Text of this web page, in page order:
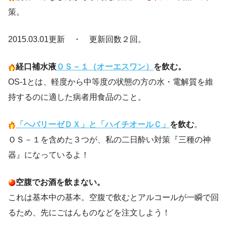
策。
2015.03.01更新 ・ 更新回数２回。
経口補水液ＯＳ－１（オーエスワン） を飲む。
OS-1とは、軽度から中等度の状態の方の水・電解質を維
持するのに適した病者用食品のこと。
「ヘパリーゼＤＸ」と「ハイチオールＣ」 を飲む。
ＯＳ－１を含めた３つが、私の二日酔い対策『三種の神
器』になっているよ！
空腹でお酒を飲まない。
これは基本中の基本。空腹で飲むとアルコールが一瞬で回
るため、先にごはんものなどを注文しよう！